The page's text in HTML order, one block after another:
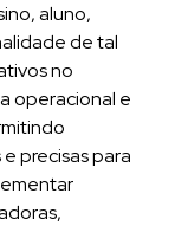
aluno,
de tal
no
operacional e
precisas para